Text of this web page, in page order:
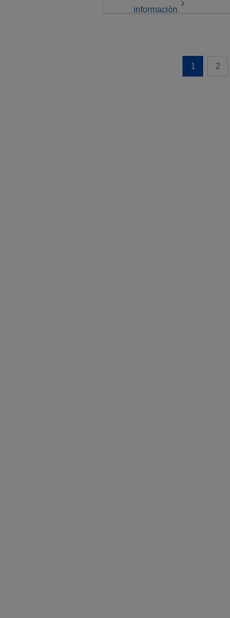
información
1 2